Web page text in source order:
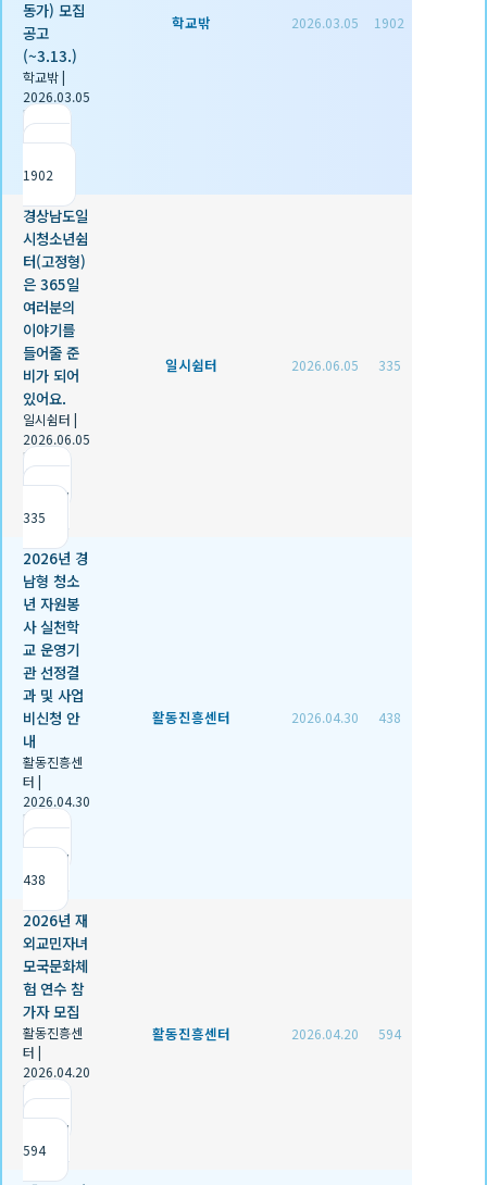
동가) 모집
공고
(~3.13.)
학교밖|
2026.03.05
|
1902
학교밖 2026.03.05 1902
경상남도일
시청소년쉼
터(고정형)
은 365일
여러분의
이야기를
들어줄 준
비가 되어
있어요.
일시쉼터 |
2026.06.05
|
조회
335
일시쉼터 2026.06.05 335
2026년 경
남형 청소
년 자원봉
사 실천학
교 운영기
관 선정결
과 및 사업
비신청 안
내
활동진흥센
터 |
2026.04.30
|
조회
438
활동진흥센터 2026.04.30 438
2026년 재
외교민자녀
모국문화체
험 연수 참
가자 모집
활동진흥센
터 |
2026.04.20
|
조회
594
활동진흥센터 2026.04.20 594